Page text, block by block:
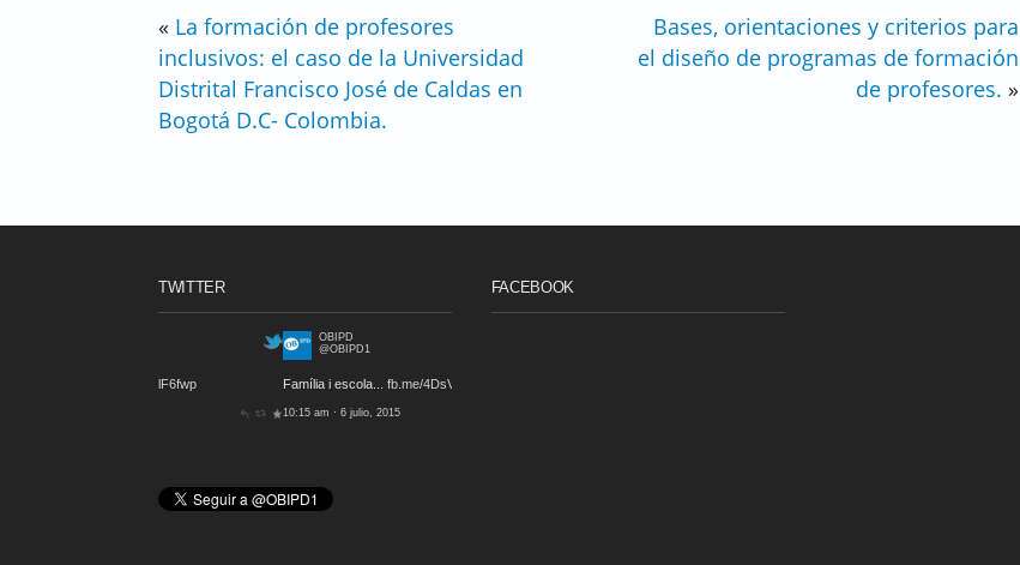
« La formación de profesores
inclusivos: el caso de la Universidad
Distrital Francisco José de Caldas en
Bogotá D.C- Colombia.
Bases, orientaciones y criterios para
el diseño de programas de formación
de profesores. »
TWITTER
Família i escola... fb.me/4DsV8aetL
10:15 am · 6 julio, 2015
FACEBOOK